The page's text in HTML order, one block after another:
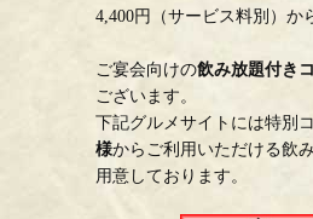
4,400円（サービス料別）か
ご宴会向けの飲み放題付き
ございます。
下記グルメサイトには特別
様からご利用いただける飲
用意しております。